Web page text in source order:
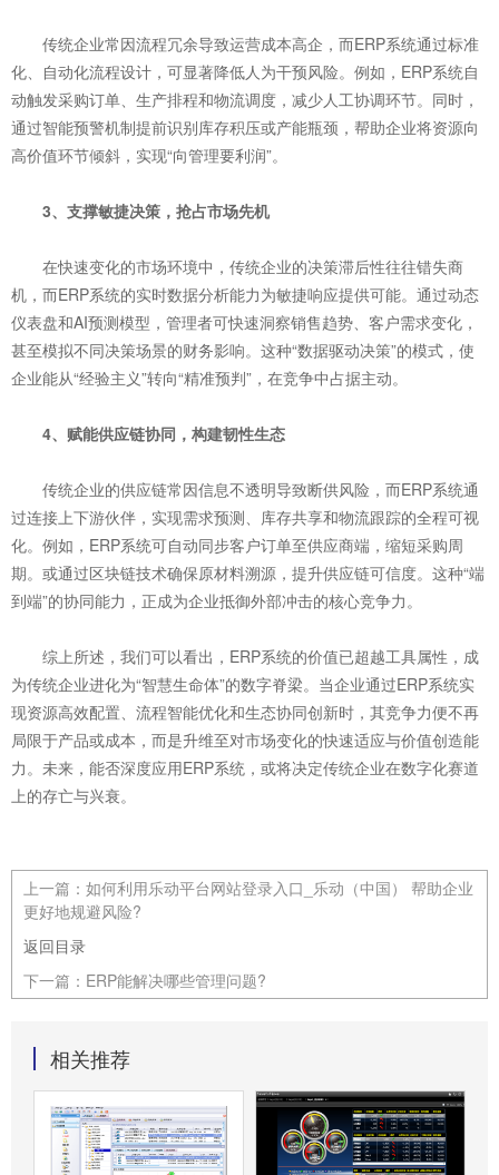
传统企业常因流程冗余导致运营成本高企，而ERP系统通过标准
化、自动化流程设计，可显著降低人为干预风险。例如，ERP系统自
动触发采购订单、生产排程和物流调度，减少人工协调环节。同时，
通过智能预警机制提前识别库存积压或产能瓶颈，帮助企业将资源向
高价值环节倾斜，实现“向管理要利润”。
3、支撑敏捷决策，抢占市场先机
在快速变化的市场环境中，传统企业的决策滞后性往往错失商
机，而ERP系统的实时数据分析能力为敏捷响应提供可能。通过动态
仪表盘和AI预测模型，管理者可快速洞察销售趋势、客户需求变化，
甚至模拟不同决策场景的财务影响。这种“数据驱动决策”的模式，使
企业能从“经验主义”转向“精准预判”，在竞争中占据主动。
4、赋能供应链协同，构建韧性生态
传统企业的供应链常因信息不透明导致断供风险，而ERP系统通
过连接上下游伙伴，实现需求预测、库存共享和物流跟踪的全程可视
化。例如，ERP系统可自动同步客户订单至供应商端，缩短采购周
期。或通过区块链技术确保原材料溯源，提升供应链可信度。这种“端
到端”的协同能力，正成为企业抵御外部冲击的核心竞争力。
综上所述，我们可以看出，ERP系统的价值已超越工具属性，成
为传统企业进化为“智慧生命体”的数字脊梁。当企业通过ERP系统实
现资源高效配置、流程智能优化和生态协同创新时，其竞争力便不再
局限于产品或成本，而是升维至对市场变化的快速适应与价值创造能
力。未来，能否深度应用ERP系统，或将决定传统企业在数字化赛道
上的存亡与兴衰。
上一篇： 如何利用乐动平台网站登录入口_乐动（中国） 帮助企业
更好地规避风险?
返回目录
下一篇： ERP能解决哪些管理问题?
相关推荐